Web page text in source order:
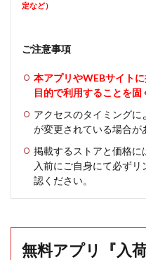
定など）
ご注意事項
本アプリやWEBサイト
目的で利用することを固
アクセスのタイミング
が変更されている場合が
掲載するストアと価格
入前にご自身にて必ず
認ください。
無料アプリ『入